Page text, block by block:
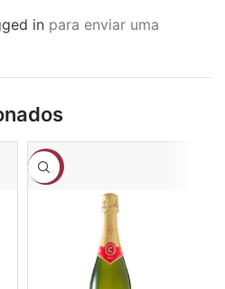
in para enviar uma
-15%